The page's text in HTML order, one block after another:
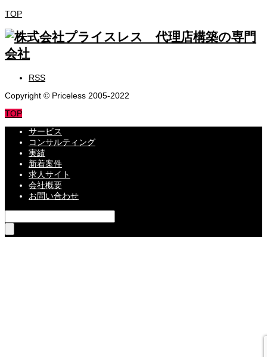
TOP
RSS
Copyright © Priceless 2005-2022
TOP
サービス
コンサルティング
実績
新着案件
求人サイト
会社概要
お問い合わせ